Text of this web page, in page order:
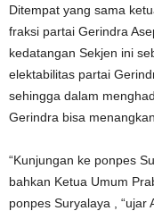
Ditempat yang sama
fraksi partai Gerindra
kedatangan Sekjen ini
elektabilitas partai
sehingga dalam
Gerindra bisa
“Kunjungan ke ponpes
bahkan Ketua Umum
ponpes Suryalaya , “ujar